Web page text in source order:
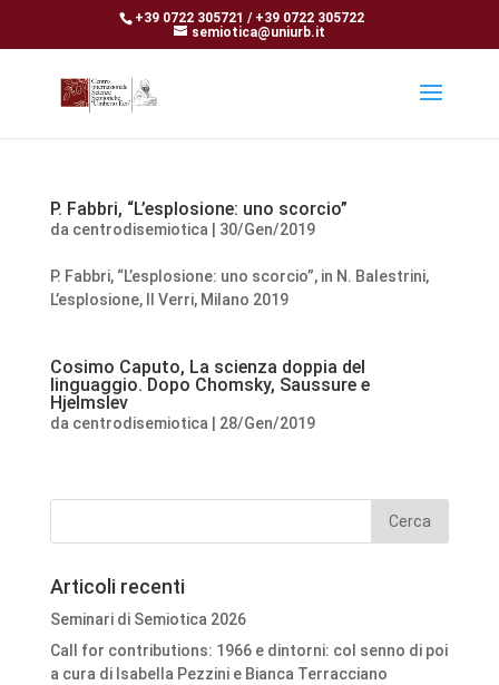
+39 0722 305721 / +39 0722 305722
semiotica@uniurb.it
P. Fabbri, “L’esplosione: uno scorcio”
da centrodisemiotica 30/Gen/2019
P. Fabbri, “L’esplosione: uno scorcio”, in N. Balestrini,
L’esplosione, Il Verri, Milano 2019
Cosimo Caputo, La scienza doppia del
linguaggio. Dopo Chomsky, Saussure e
Hjelmslev
da centrodisemiotica 28/Gen/2019
Articoli recenti
Seminari di Semiotica 2026
Call for contributions: 1966 e dintorni: col senno di poi
a cura di Isabella Pezzini e Bianca Terracciano